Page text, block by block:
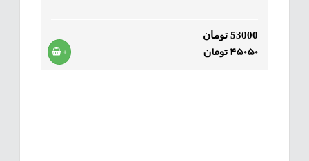
53000 تومان
45050 تومان +